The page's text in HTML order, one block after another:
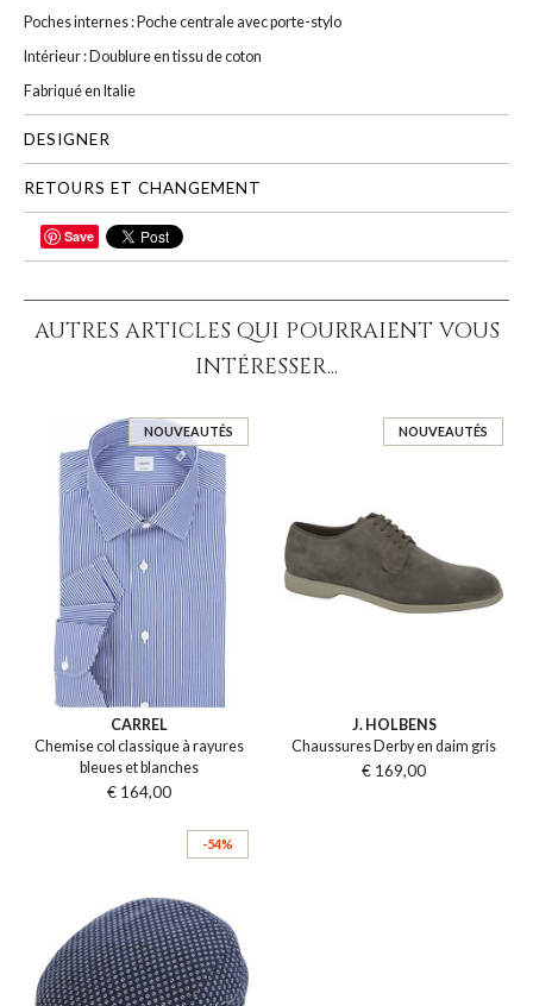
Poches internes : Poche centrale avec porte-stylo
Intérieur : Doublure en tissu de coton
Fabriqué en Italie
DESIGNER
RETOURS ET CHANGEMENT
PARTAGER
Save
AUTRES ARTICLES QUI POURRAIENT VOUS
INTÉRESSER...
NOUVEAUTÉS
CARREL
Chemise col classique à rayures
bleues et blanches
€ 164,00
NOUVEAUTÉS
J. HOLBENS
Chaussures Derby en daim gris
€ 169,00
-54%